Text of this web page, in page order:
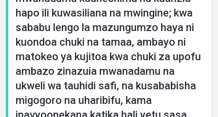
hapo ili kuwasiliana na mwingine; kwa
sababu lengo la mazungumzo haya ni
kuondoa chuki na tamaa, ambayo ni
matokeo ya kujitoa kwa chuki za upofu
ambazo zinazuia mwanadamu na
ukweli wa tauhidi safi, na kusababisha
migogoro na uharibifu, kama